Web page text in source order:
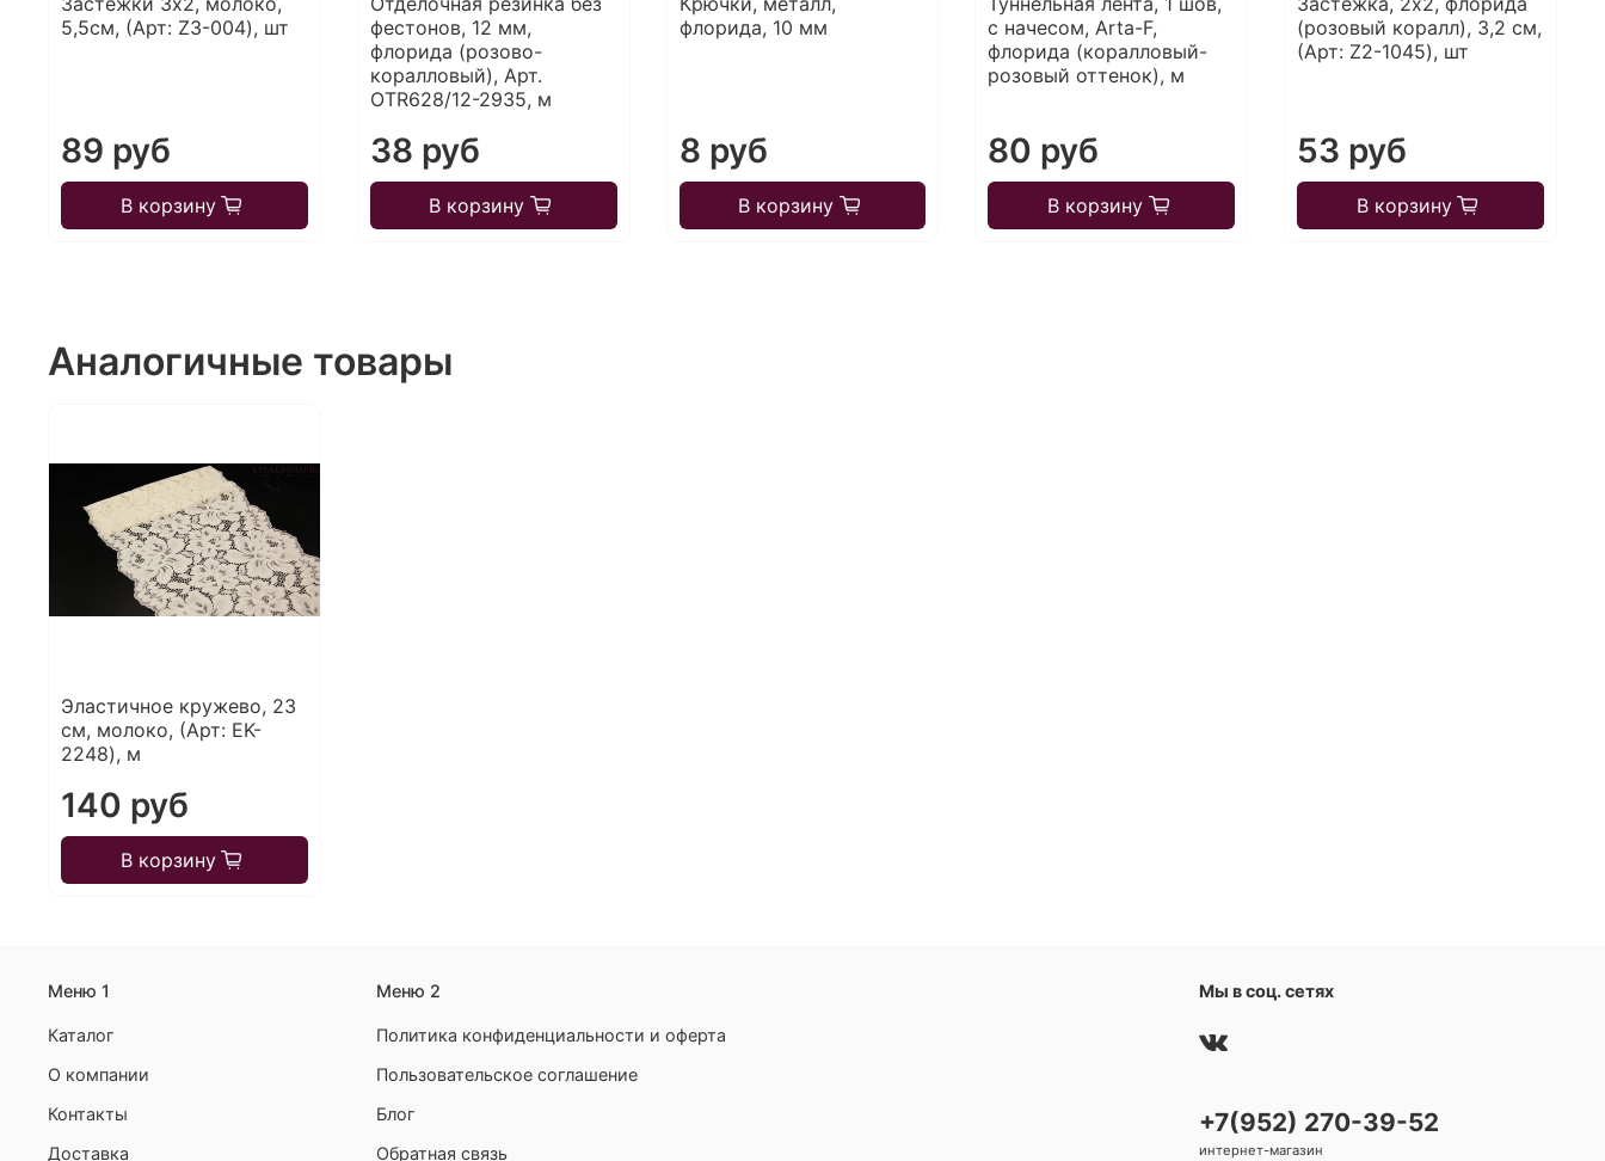
5,5см, (Арт: Z3-004), шт
89 руб
В корзину
фестонов, 12 мм,
флорида (розово-
коралловый), Арт.
OTR628/12-2935, м
38 руб
В корзину
флорида, 10 мм
8 руб
В корзину
с начесом, Arta-F,
флорида (коралловый-
розовый оттенок), м
80 руб
В корзину
(розовый коралл), 3,2 см,
(Арт: Z2-1045), шт
53 руб
В корзину
Аналогичные товары
Эластичное кружево, 23
см, молоко, (Арт: EK-
2248), м
140 руб
В корзину
Меню 1
Каталог
О компании
Контакты
Доставка
Меню 2
Политика конфиденциальности и оферта
Пользовательское соглашение
Блог
Обратная связь
Мы в соц. сетях
+7(952) 270-39-52
интернет-магазин